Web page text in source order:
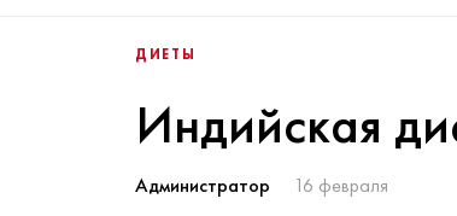
ДИЕТЫ
Индийская
Администратор 16 февраля